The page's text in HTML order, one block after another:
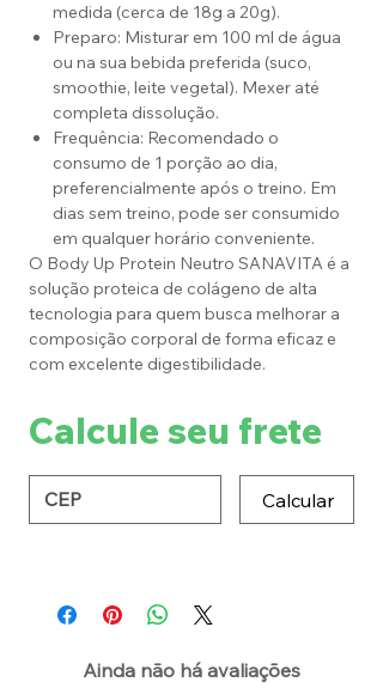
medida (cerca de 18g a 20g).
Preparo: Misturar em 100 ml de água
ou na sua bebida preferida (suco,
smoothie, leite vegetal). Mexer até
completa dissolução.
Frequência: Recomendado o
consumo de 1 porção ao dia,
preferencialmente após o treino. Em
dias sem treino, pode ser consumido
em qualquer horário conveniente.
O Body Up Protein Neutro SANAVITA é a
solução proteica de colágeno de alta
tecnologia para quem busca melhorar a
composição corporal de forma eficaz e
com excelente digestibilidade.
Calcule seu frete
Calcular
Ainda não há avaliações